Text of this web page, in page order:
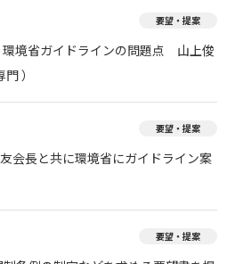
要望・提案
環境省ガイドラインの問題点 山上俊
）
要望・提案
会長と共に環境省にガイドライン案
要望・提案